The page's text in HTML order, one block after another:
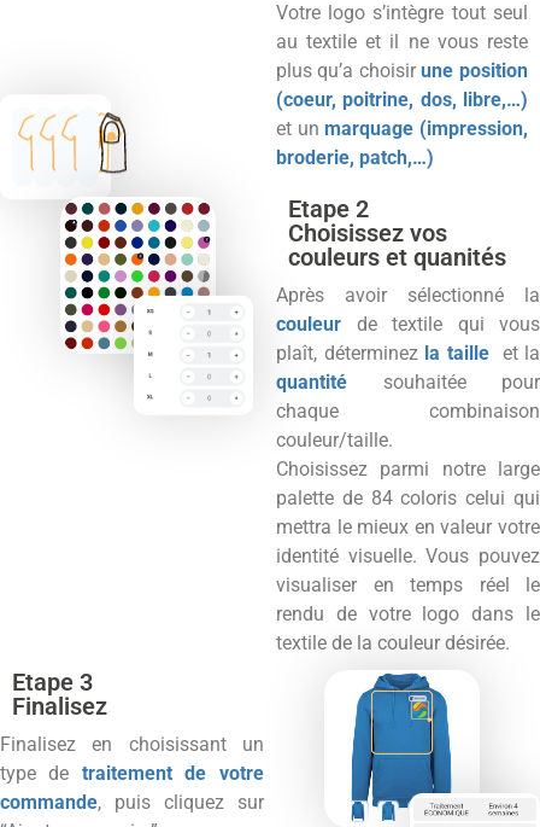
Votre logo s’intègre tout seul
au textile et il ne vous reste
plus qu’a choisirune position
(coeur, poitrine, dos, libre,…)
et unmarquage (impression,
broderie, patch,…)
Etape 2
Choisissez vos
couleurs et quanités
Après avoir sélectionné la
couleur de textile qui vous
plaît, déterminez la taille et la
quantité souhaitée pour
chaque combinaison
couleur/taille.
Choisissez parmi notre large
palette de 84 coloris celui qui
mettra le mieux en valeur votre
identité visuelle. Vous pouvez
visualiser en temps réel le
rendu de votre logo dans le
textile de la couleur désirée.
Etape 3
Finalisez
Finalisez en choisissant un
type de traitement de votre
commande, puis cliquez sur